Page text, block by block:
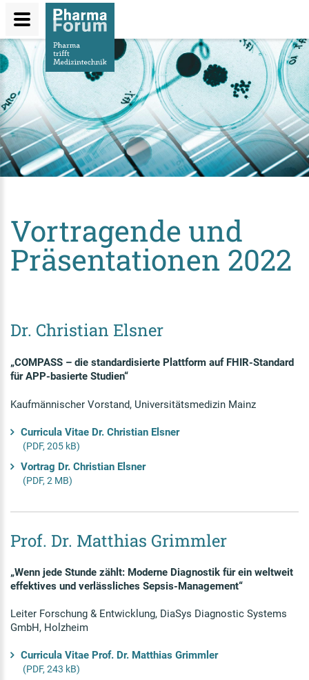
Direkt
zum
Inhalt
Vortragende und
Präsentationen 2022
Dr. Christian Elsner
„COMPASS – die standardisierte Plattform auf FHIR-Standard
für APP-basierte Studien“
Kaufmännischer Vorstand, Universitätsmedizin Mainz
Curricula Vitae Dr. Christian Elsner
(PDF, 205 kB)
Vortrag Dr. Christian Elsner
(PDF, 2 MB)
Prof. Dr. Matthias Grimmler
„Wenn jede Stunde zählt: Moderne Diagnostik für ein weltweit
effektives und verlässliches Sepsis-Management“
Leiter Forschung & Entwicklung, DiaSys Diagnostic Systems
GmbH, Holzheim
Curricula Vitae Prof. Dr. Matthias Grimmler
(PDF, 243 kB)